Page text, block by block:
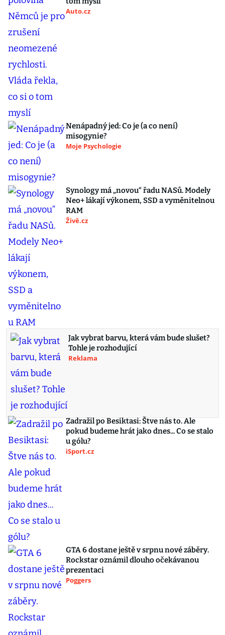
Auto.cz
Nenápadný jed: Co je (a co není)
misogynie?
Moje Psychologie
Synology má „novou“ řadu NASů. Modely
Neo+ lákají výkonem, SSD a vyměnitelnou
RAM
Živě.cz
Jak vybrat barvu, která vám bude slušet?
Tohle je rozhodující
Reklama
Zadražil po Besiktasi: Štve nás to. Ale
pokud budeme hrát jako dnes... Co se stalo
u gólu?
iSport.cz
GTA 6 dostane ještě v srpnu nové záběry.
Rockstar oznámil dlouho očekávanou
prezentaci
Poggers